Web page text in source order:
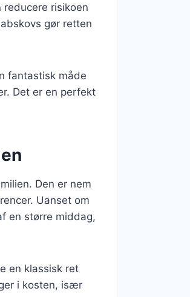
risikoen
gør retten
fantastisk måde
Det er en perfekt
Den er nem
Uanset om
en større middag,
en klassisk ret
i kosten, især